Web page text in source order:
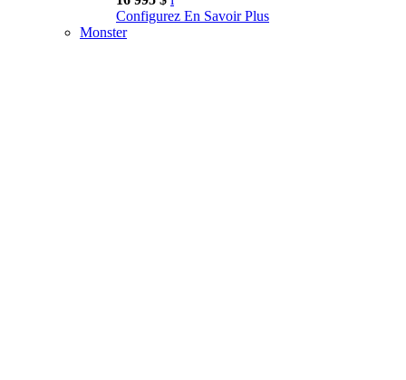
Configurez En Savoir Plus
Monster